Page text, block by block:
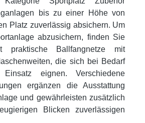
bis zu einer Höhe von
Platz zuverlässig absichern. Um
abzusichern, finden Sie
praktische Ballfangnetze mit
die sich bei Bedarf
eignen. Verschiedene
ergänzen die Ausstattung
und gewährleisten zusätzlich
Blicken zuverlässigen